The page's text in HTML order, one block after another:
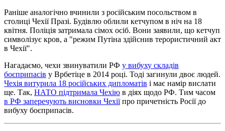
Раніше аналогічно вчинили з російським посольством в
столиці Чехії Празі. Будівлю облили кетчупом в ніч на 18
квітня. Поліція затримала сімох осіб. Вони заявили, що кетчуп
символізує кров, а "режим Путіна здійснив терористичний акт
в Чехії".
Нагадаємо, чехи звинуватили РФ у вибуху складів
боєприпасів у Врбетіце в 2014 році. Тоді загинули двоє людей.
Чехія витурила 18 російських дипломатів і має намір вислати
ще. Так, НАТО підтримала Чехію в діях щодо РФ. Тим часом
в РФ заперечують висновки Чехіїпро причетність Росії до
вибуху боєприпасів.